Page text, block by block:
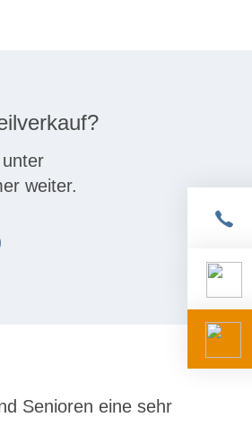
weiter.
Senioren eine sehr